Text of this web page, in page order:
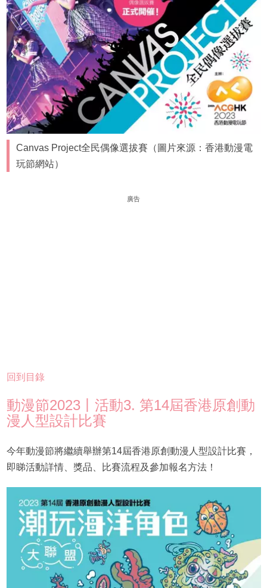
Canvas Project全民偶像選拔賽（圖片來源：香港動漫電
玩節網站）
廣告
回到目錄
動漫節2023丨活動3. 第14屆香港原創動
漫人型設計比賽
今年動漫節將繼續舉辦第14屆香港原創動漫人型設計比賽，
即睇活動詳情、獎品、比賽流程及參加報名方法！